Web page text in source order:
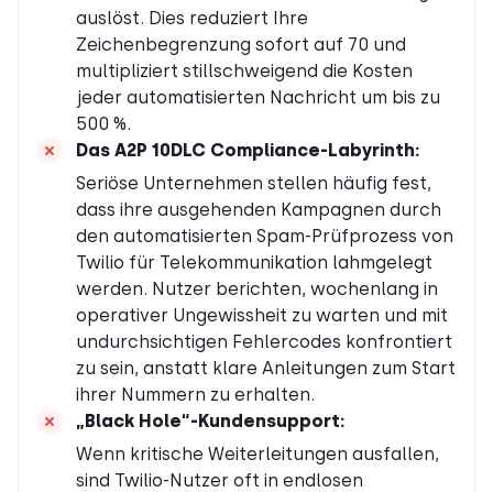
auslöst. Dies reduziert Ihre
Zeichenbegrenzung sofort auf 70 und
multipliziert stillschweigend die Kosten
jeder automatisierten Nachricht um bis zu
500 %.
Das A2P 10DLC Compliance-Labyrinth:
Seriöse Unternehmen stellen häufig fest,
dass ihre ausgehenden Kampagnen durch
den automatisierten Spam-Prüfprozess von
Twilio für Telekommunikation lahmgelegt
werden. Nutzer berichten, wochenlang in
operativer Ungewissheit zu warten und mit
undurchsichtigen Fehlercodes konfrontiert
zu sein, anstatt klare Anleitungen zum Start
ihrer Nummern zu erhalten.
„Black Hole“-Kundensupport:
Wenn kritische Weiterleitungen ausfallen,
sind Twilio-Nutzer oft in endlosen